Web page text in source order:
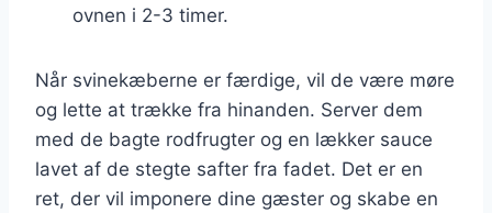
ovnen i 2-3 timer.
Når svinekæberne er færdige, vil de være møre
og lette at trække fra hinanden. Server dem
med de bagte rodfrugter og en lækker sauce
lavet af de stegte safter fra fadet. Det er en
ret, der vil imponere dine gæster og skabe en